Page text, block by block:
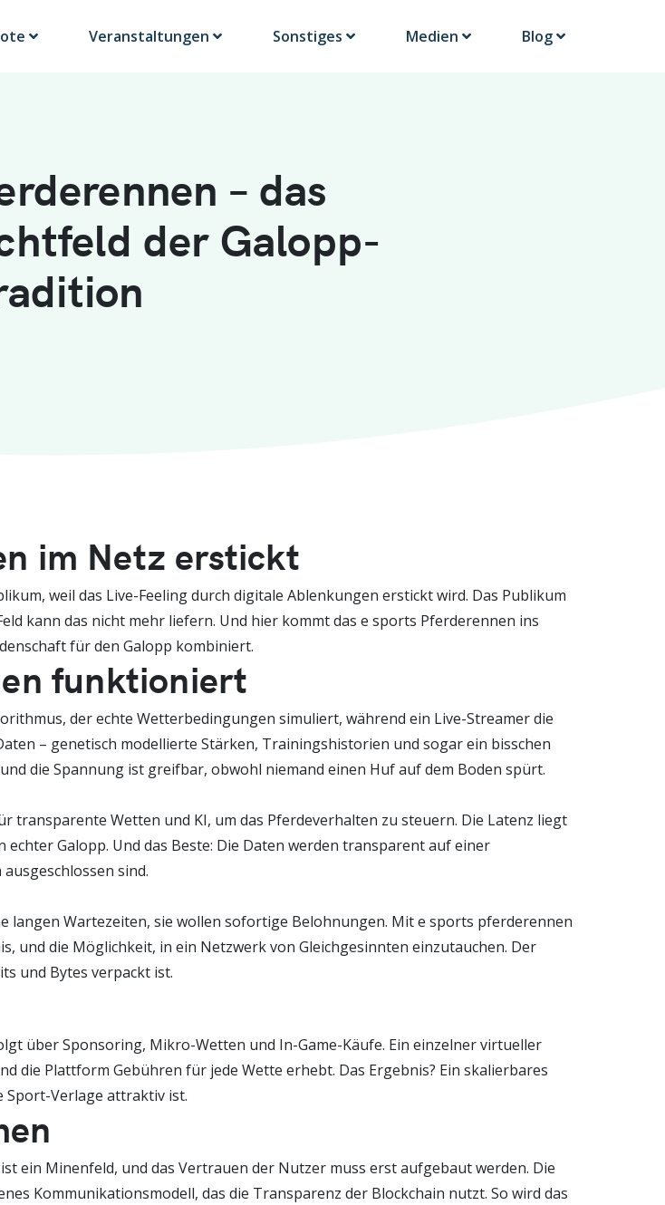
Veranstaltungen Sonstiges Medien Blog
– das
der Galopp-
im Netz erstickt
weil das Live-Feeling durch digitale Ablenkungen erstickt wird. Das Publikum
kann das nicht mehr liefern. Und hier kommt das e sports Pferderennen ins
für den Galopp kombiniert.
funktioniert
der echte Wetterbedingungen simuliert, während ein Live-Streamer die
– genetisch modellierte Stärken, Trainingshistorien und sogar ein bisschen
die Spannung ist greifbar, obwohl niemand einen Huf auf dem Boden spürt.
transparente Wetten und KI, um das Pferdeverhalten zu steuern. Die Latenz liegt
Galopp. Und das Beste: Die Daten werden transparent auf einer
sind.
langen Wartezeiten, sie wollen sofortige Belohnungen. Mit e sports pferderennen
und die Möglichkeit, in ein Netzwerk von Gleichgesinnten einzutauchen. Der
und Bytes verpackt ist.
über Sponsoring, Mikro-Wetten und In-Game-Käufe. Ein einzelner virtueller
die Plattform Gebühren für jede Wette erhebt. Das Ergebnis? Ein skalierbares
Sport-Verlage attraktiv ist.
ein Minenfeld, und das Vertrauen der Nutzer muss erst aufgebaut werden. Die
Kommunikationsmodell, das die Transparenz der Blockchain nutzt. So wird das